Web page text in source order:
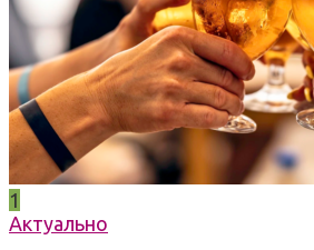
1
Актуально